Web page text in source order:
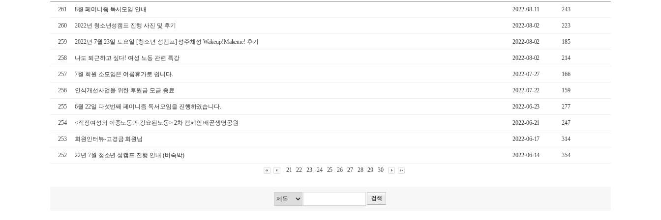
261 8월 페미니즘 독서모임 안내 2022-08-11 243
260 2022년 청소년성캠프 진행 사진 및 후기 2022-08-02 223
259 2022년 7월 23일 토요일 [청소년 성캠프] 성주체성 Wakeup!Makeme! 후기 2022-08-02 185
258 나도 퇴근하고 싶다! 여성 노동 관련 특강 2022-08-02 214
257 7월 회원 소모임은 여름휴가로 쉽니다. 2022-07-27 166
256 인식개선사업을 위한 후원금 모금 종료 2022-07-22 159
255 6월 22일 다섯번째 페미니즘 독서모임을 진행하였습니다. 2022-06-23 277
254 <직장여성의 이중노동과 강요된노동> 2차 캠페인 배곧생명공원 2022-06-21 247
253 회원인터뷰-고경금 회원님 2022-06-17 314
252 22년 7월 청소년 성캠프 진행 안내 (비숙박) 2022-06-14 354
21 22 23 24 25 26 27 28 29 30